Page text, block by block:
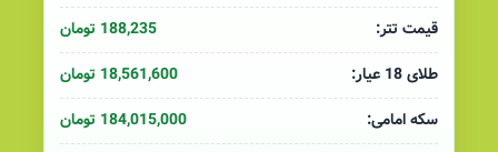
قیمت تتر:
188,235 تومان
طلای 18 عیار:
18,561,600 تومان
سکه امامی:
184,015,000 تومان